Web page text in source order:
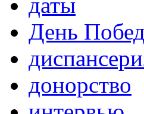
День
донорство